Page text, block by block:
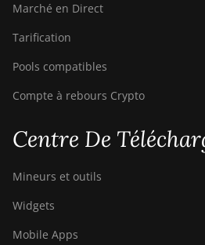
Bitdeer SealMiner A2 Hyd
Bitdeer SealMiner A2 Pro
Air
Bitdeer SealMiner A2 Pro
Bitdeer SealMiner A3 Air
Hydro
Marché en Direct
Tarification
Pools compatibles
Compte à rebours Crypto
Centre De
Mineurs et outils
Widgets
Mobile Apps